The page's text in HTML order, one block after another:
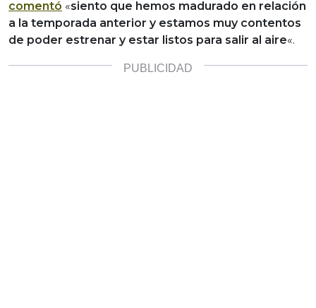
comentó «siento que hemos madurado en relación
a la temporada anterior y estamos muy contentos
de poder estrenar y estar listos para salir al aire«.